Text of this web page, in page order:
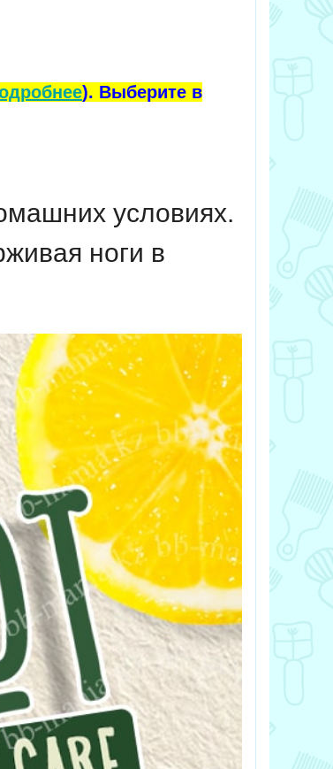
). Выберите в
условиях.
ноги в